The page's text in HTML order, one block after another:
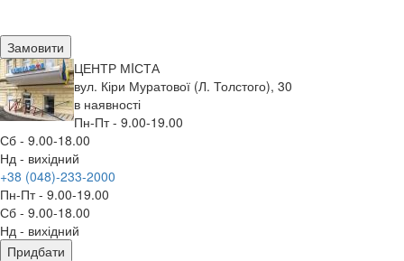
Замовити
ЦЕНТР МIСТА
вул. Кіри Муратової (Л. Толстого), 30
в наявності
Пн-Пт - 9.00-19.00
Сб - 9.00-18.00
Нд - вихідний
+38 (048)-233-2000
Пн-Пт - 9.00-19.00
Сб - 9.00-18.00
Нд - вихідний
Придбати